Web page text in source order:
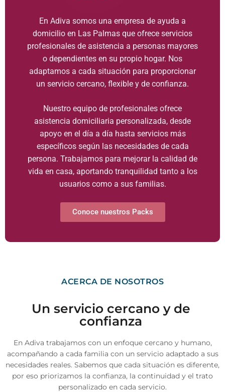
En Adiva somos una empresa de ayuda a
domicilio en Las Palmas que ofrece servicios
profesionales de asistencia a personas mayores
o dependientes en su propio hogar. Nos
adaptamos a cada situación para proporcionar
un servicio cercano, flexible y de confianza.
Nuestro equipo de profesionales ofrece
asistencia domiciliaria personalizada, desde
apoyo en el día a día hasta servicios más
específicos según las necesidades de cada
persona. Trabajamos para mejorar la calidad de
vida en casa, aportando tranquilidad tanto a los
usuarios como a sus familias.
Conoce nuestros Packs
ACERCA DE NOSOTROS
Un servicio cercano y de
confianza
En Adiva trabajamos con un enfoque cercano y humano,
acompañando a cada familia con un servicio adaptado a sus
necesidades reales. Sabemos que cada situación es diferente,
por eso priorizamos la confianza, la continuidad y el trato
personalizado en cada servicio.